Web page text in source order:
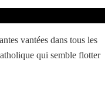
vantées dans tous les
qui semble flotter